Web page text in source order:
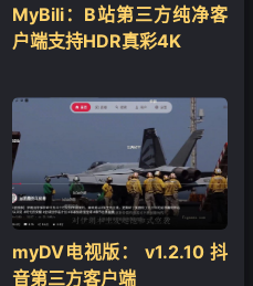
MyBili：B站第三方纯净客
户端支持HDR真彩4K
myDV电视版： v1.2.10 抖
音第三方客户端